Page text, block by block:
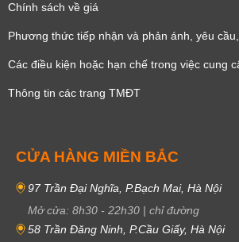
Chính sách về giá
Phương thức tiếp nhận và phản ánh, yêu
Các điều kiện hoặc hạn chế trong việc cung
Thông tin các trang TMĐT
CỬA HÀNG MIỀN BẮC
97 Trần Đại Nghĩa, P.Bạch Mai, Hà Nội
Mở cửa: 8h30 - 22h30 | chỉ đường
58 Trần Đăng Ninh, P.Cầu Giấy, Hà Nội